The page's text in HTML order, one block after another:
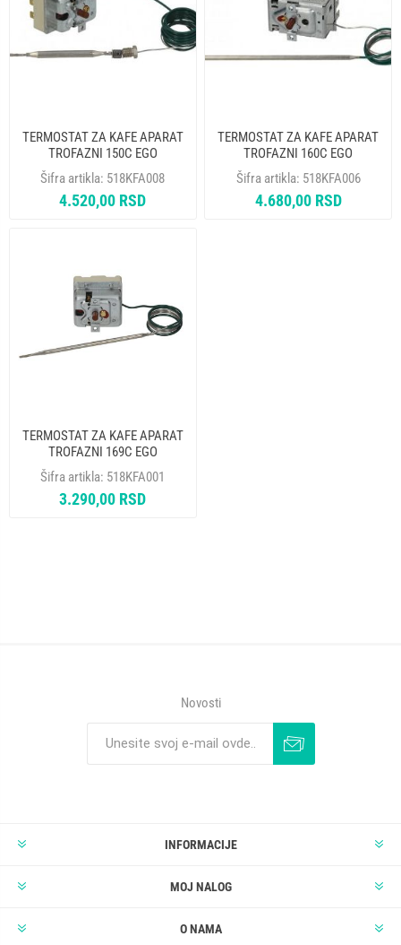
TERMOSTAT ZA KAFE APARAT
TROFAZNI 150C EGO
55.32524.030
Šifra artikla: 518KFA008
4.520,00 RSD
TERMOSTAT ZA KAFE APARAT
TROFAZNI 160C EGO
55.33532.130
Šifra artikla: 518KFA006
4.680,00 RSD
TERMOSTAT ZA KAFE APARAT
TROFAZNI 169C EGO
55.32532.020 55.32532.322
Šifra artikla: 518KFA001
3.290,00 RSD
Novosti
INFORMACIJE
MOJ NALOG
O NAMA